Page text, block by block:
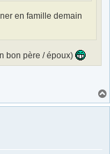
en famille demain
bon père / époux)